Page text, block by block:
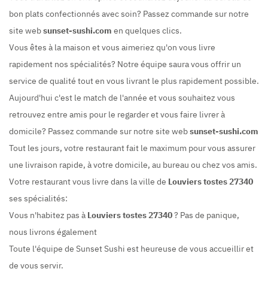
bon plats confectionnés avec soin? Passez commande sur notre
site websunset-sushi.com en quelques clics.
Vous êtes à la maison et vous aimeriez qu'on vous livre
rapidement nos spécialités? Notre équipe saura vous offrir un
service de qualité tout en vous livrant le plus rapidement possible.
Aujourd'hui c'est le match de l'année et vous souhaitez vous
retrouvez entre amis pour le regarder et vous faire livrer à
domicile? Passez commande sur notre site websunset-sushi.com
Tout les jours, votre restaurant fait le maximum pour vous assurer
une livraison rapide, à votre domicile, au bureau ou chez vos amis.
Votre restaurant vous livre dans la ville de Louviers tostes 27340
ses spécialités:
Vous n'habitez pas à Louviers tostes 27340? Pas de panique,
nous livrons également
Toute l'équipe de Sunset Sushi est heureuse de vous accueillir et
de vous servir.